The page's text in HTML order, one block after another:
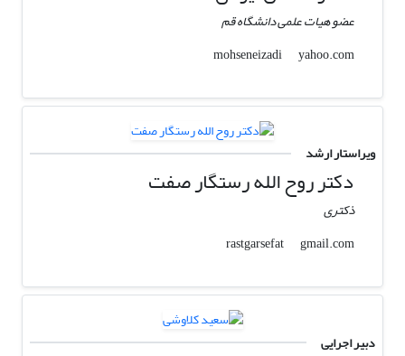
عضو هیات علمی دانشگاه قم
mohseneizadi
yahoo.com
ویراستار ارشد
دکتر روح الله رستگار صفت
ذکتری
rastgarsefat
gmail.com
دبیر اجرایی